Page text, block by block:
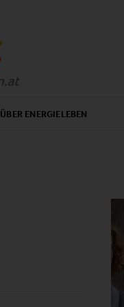
ÜBER ENERGIELEBEN